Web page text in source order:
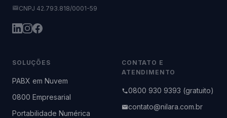
CNPJ 42.793.818/0001-59
SOLUÇÕES
PABX em Nuvem
0800 Empresarial
Portabilidade Numérica
CONTATO E
ATENDIMENTO
0800 930 9393 (gratuito)
contato@nilara.com.br